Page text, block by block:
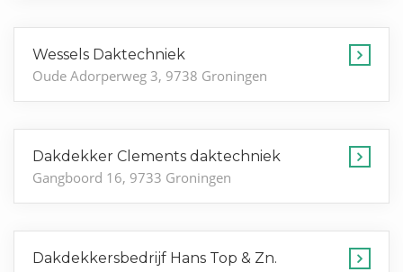
Wessels Daktechniek
Oude Adorperweg 3, 9738 Groningen
Dakdekker Clements daktechniek
Gangboord 16, 9733 Groningen
Dakdekkersbedrijf Hans Top & Zn.